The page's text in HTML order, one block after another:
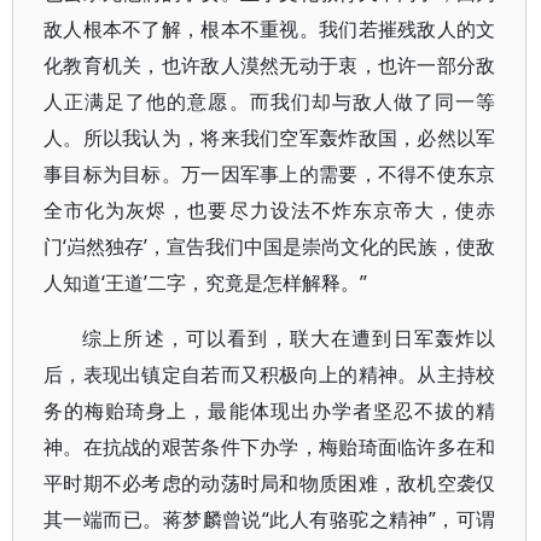
敌人根本不了解，根本不重视。我们若摧残敌人的文
化教育机关，也许敌人漠然无动于衷，也许一部分敌
人正满足了他的意愿。而我们却与敌人做了同一等
人。所以我认为，将来我们空军轰炸敌国，必然以军
事目标为目标。万一因军事上的需要，不得不使东京
全市化为灰烬，也要尽力设法不炸东京帝大，使赤
门‘岿然独存’，宣告我们中国是崇尚文化的民族，使敌
人知道‘王道’二字，究竟是怎样解释。”
综上所述，可以看到，联大在遭到日军轰炸以
后，表现出镇定自若而又积极向上的精神。从主持校
务的梅贻琦身上，最能体现出办学者坚忍不拔的精
神。在抗战的艰苦条件下办学，梅贻琦面临许多在和
平时期不必考虑的动荡时局和物质困难，敌机空袭仅
其一端而已。蒋梦麟曾说“此人有骆驼之精神”，可谓